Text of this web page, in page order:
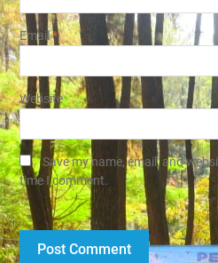
Email*
Website
Save my name, email, and
time I comment.